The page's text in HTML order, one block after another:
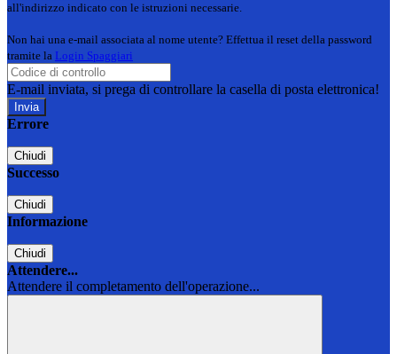
all'indirizzo indicato con le istruzioni necessarie.
Non hai una e-mail associata al nome utente? Effettua il reset della password
tramite la Login Spaggiari
E-mail inviata, si prega di controllare la casella di posta elettronica!
Errore
Chiudi
Successo
Chiudi
Informazione
Chiudi
Attendere...
Attendere il completamento dell'operazione...